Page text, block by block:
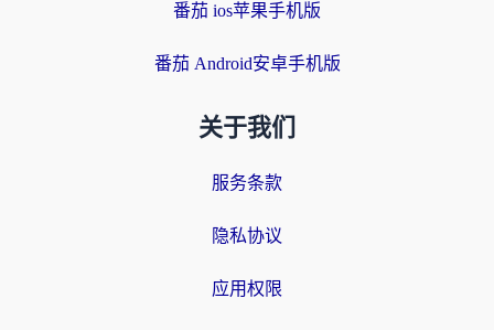
番茄 ios苹果手机版
番茄 Android安卓手机版
关于我们
服务条款
隐私协议
应用权限